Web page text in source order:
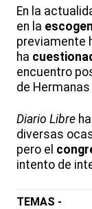
En la
en la
previamente
ha
encuentro
de
Diario Libre
diversas
pero el
intento de
TEMAS -